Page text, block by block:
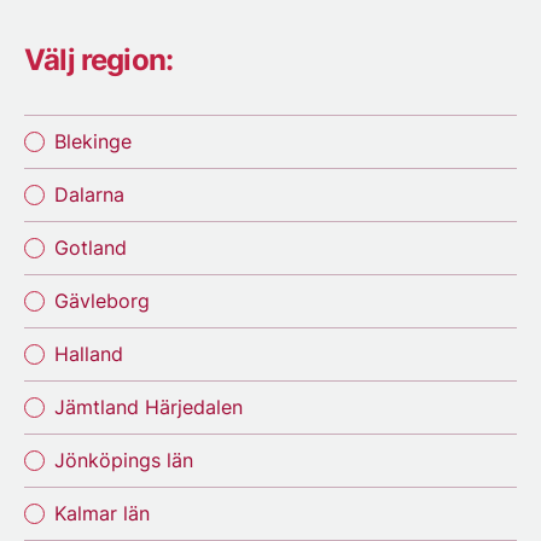
Välj region:
Blekinge
Dalarna
Gotland
Gävleborg
Halland
Jämtland Härjedalen
Jönköpings län
Kalmar län